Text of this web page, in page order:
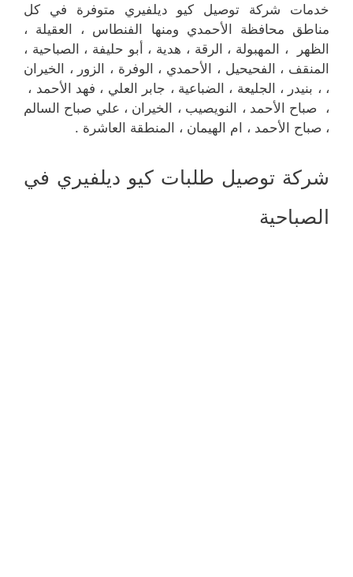
خدمات شركة توصيل كيو ديلفيري متوفرة في كل
مناطق محافظة الأحمدي ومنها الفنطاس ، العقيلة ،
الظهر ، المهبولة ، الرقة ، هدية ، أبو حليفة ، الصباحية ،
المنقف ، الفحيحيل ، الأحمدي ، الوفرة ، الزور ، الخيران
، ، بنيدر ، الجليعة ، الضباعية ، جابر العلي ، فهد الأحمد ،
، صباح الأحمد ، النويصيب ، الخيران ، علي صباح السالم
، صباح الأحمد ، ام الهيمان ، المنطقة العاشرة .
شركة توصيل طلبات كيو ديلفيري في
الصباحية